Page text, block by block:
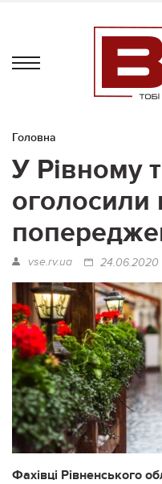
Головна
У Рівному
vse.rv.ua 24.06.2020
Фахівці Рівненського